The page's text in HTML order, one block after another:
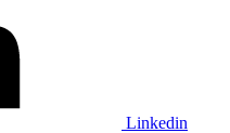
Linkedin